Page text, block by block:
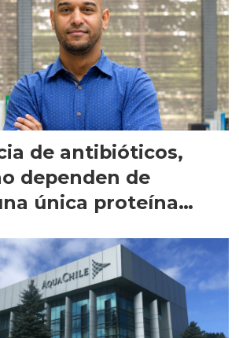
de antibióticos,
dependen de
única proteína